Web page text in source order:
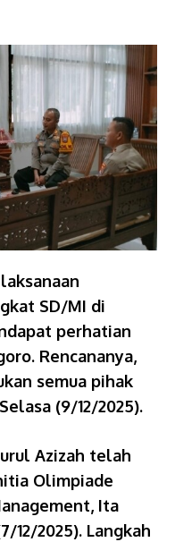
SD/MI di
perhatian
Rencananya,
semua pihak
(9/12/2025).
Azizah telah
Olimpiade
Ita
12/2025). Langkah